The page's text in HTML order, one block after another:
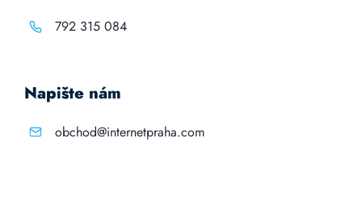
792 315 084
Napište nám
obchod@internetpraha.com